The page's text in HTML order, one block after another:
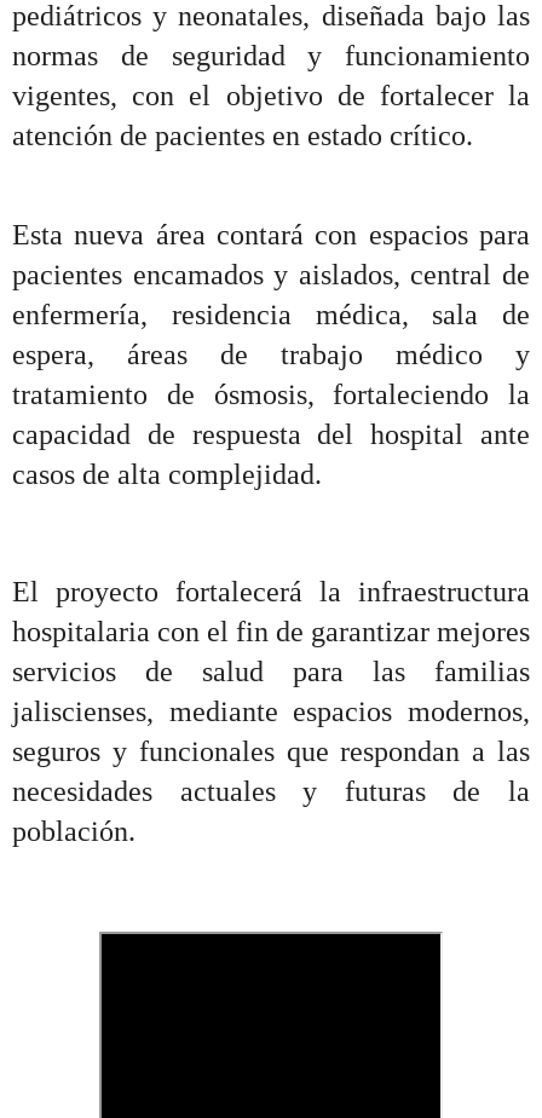
pediátricos y neonatales, diseñada bajo las
normas de seguridad y funcionamiento
vigentes, con el objetivo de fortalecer la
atención de pacientes en estado crítico.
Esta nueva área contará con espacios para
pacientes encamados y aislados, central de
enfermería, residencia médica, sala de
espera, áreas de trabajo médico y
tratamiento de ósmosis, fortaleciendo la
capacidad de respuesta del hospital ante
casos de alta complejidad.
El proyecto fortalecerá la infraestructura
hospitalaria con el fin de garantizar mejores
servicios de salud para las familias
jaliscienses, mediante espacios modernos,
seguros y funcionales que respondan a las
necesidades actuales y futuras de la
población.